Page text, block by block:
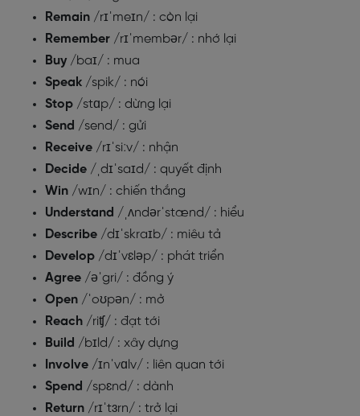
Remain /rɪˈmeɪn/ : còn lại
Remember /rɪˈmembər/ : nhớ lại
Buy /baɪ/ : mua
Speak /spik/ : nói
Stop /stɑp/ : dừng lại
Send /send/ : gửi
Receive /rɪˈsiːv/ : nhận
Decide /ˌdɪˈsaɪd/ : quyết định
Win /wɪn/ : chiến thắng
Understand /ˌʌndərˈstænd/ : hiểu
Describe /dɪˈskraɪb/ : miêu tả
Develop /dɪˈvɛləp/ : phát triển
Agree /əˈgri/ : đồng ý
Open /ˈoʊpən/ : mở
Reach /riʧ/ : đạt tới
Build /bɪld/ : xây dựng
Involve /ɪnˈvɑlv/ : liên quan tới
Spend /spɛnd/ : dành
Return /rɪˈtɜrn/ : trở lại